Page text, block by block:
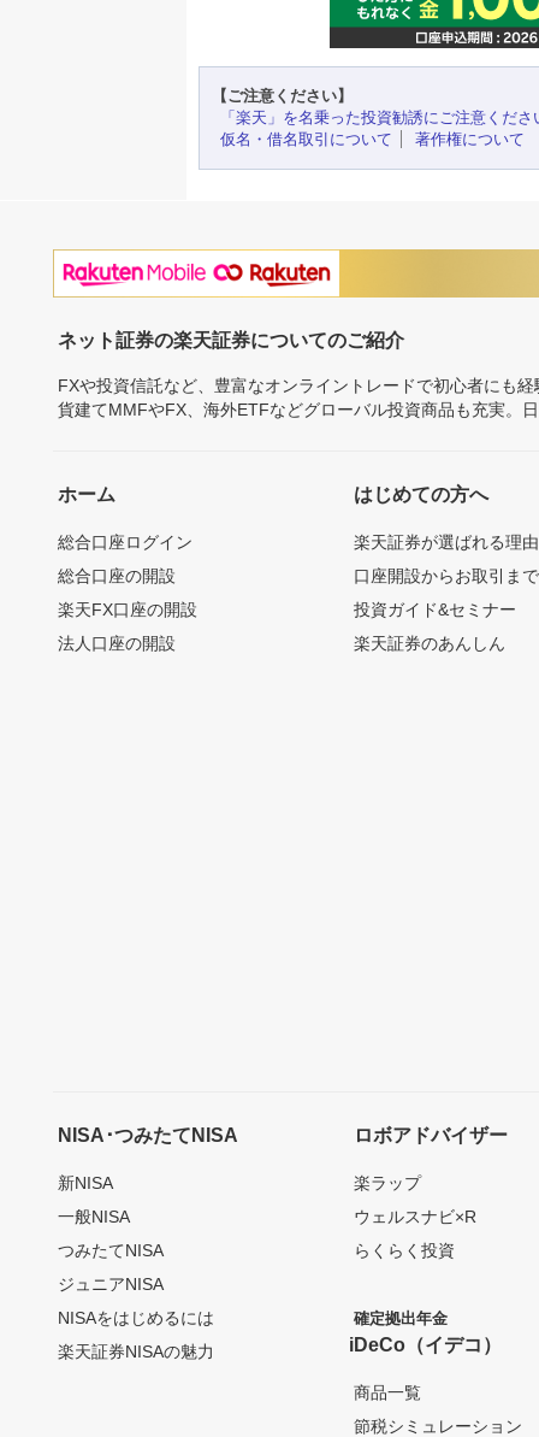
【ご注意ください】
「楽天」を名乗った投資勧誘にご注意くださ
仮名・借名取引について
著作権について
ネット証券の楽天証券についてのご紹介
FXや投資信託など、豊富なオンライントレードで初心者にも
貨建てMMFやFX、海外ETFなどグローバル投資商品も充実。
ホーム
総合口座ログイン
総合口座の開設
楽天FX口座の開設
法人口座の開設
はじめての方へ
楽天証券が選ばれる理由
口座開設からお取引ま
投資ガイド&セミナー
楽天証券のあんしん
NISA･つみたてNISA
新NISA
一般NISA
つみたてNISA
ジュニアNISA
NISAをはじめるには
楽天証券NISAの魅力
ロボアドバイザー
楽ラップ
ウェルスナビ×R
らくらく投資
確定拠出年金
iDeCo（イデコ）
商品一覧
節税シミュレーション